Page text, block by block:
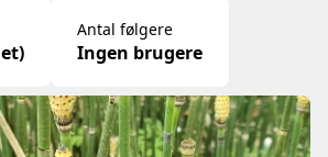
Antal følgere
Ingen brugere